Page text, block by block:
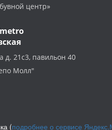
центр»
д. 21с3, павильон 40
Молл"
(подробнее о сервисе